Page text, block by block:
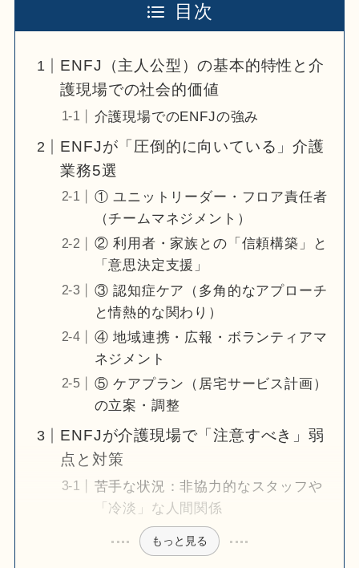
目次
ENFJ（主人公型）の基本的特性と介
護現場での社会的価値
介護現場でのENFJの強み
ENFJが「圧倒的に向いている」介護
業務5選
① ユニットリーダー・フロア責任者
（チームマネジメント）
② 利用者・家族との「信頼構築」と
「意思決定支援」
③ 認知症ケア（多角的なアプローチ
と情熱的な関わり）
④ 地域連携・広報・ボランティアマ
ネジメント
⑤ ケアプラン（居宅サービス計画）
の立案・調整
ENFJが介護現場で「注意すべき」弱
点と対策
苦手な状況：非協力的なスタッフや
「冷淡」な人間関係
もっと見る